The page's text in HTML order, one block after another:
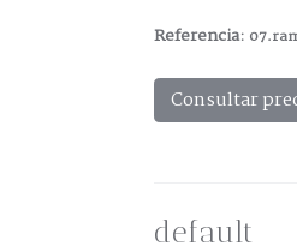
Referencia:
Consultar
default